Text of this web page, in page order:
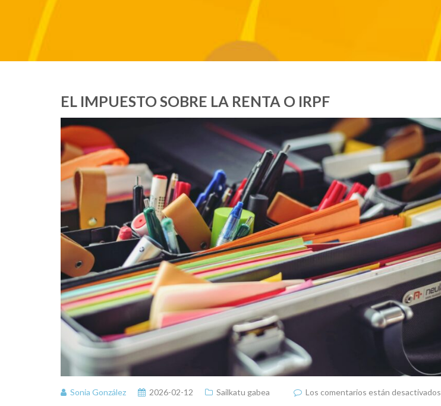
EL IMPUESTO SOBRE LA RENTA O IRPF
Sonia González 2026-02-12 Sailkatu gabea
Los comentarios están desactivados